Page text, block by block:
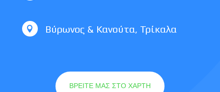
 Βύρωνος & Κανούτα, Τρίκαλα
ΒΡΕΙΤΕ ΜΑΣ ΣΤΟ ΧΑΡΤΗ